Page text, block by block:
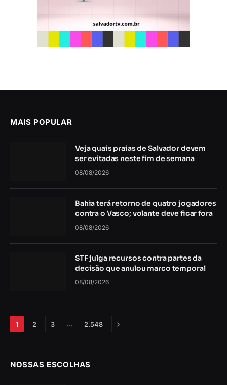
MAIS POPULAR
Veja quais praias de Salvador devem
ser evitadas neste fim de semana
08/08/2026
Bahia terá retorno de quatro jogadores
contra o Vasco; volante deve ficar fora
08/08/2026
STF julga recursos contra partes da
decisão que anulou marco temporal
08/08/2026
1 2 3 … 2.548 Próximo
NOSSAS ESCOLHAS